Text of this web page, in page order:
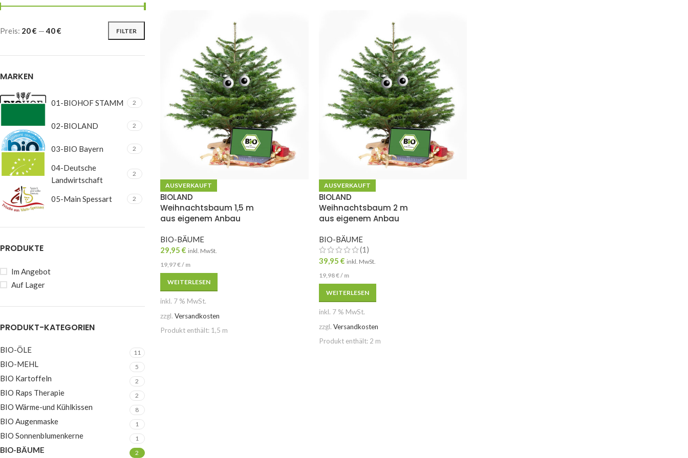
FILTER
Preis: 20 € —40 €
MARKEN
01-BIOHOF STAMM 2
02-BIOLAND 2
03-BIO Bayern 2
04-Deutsche
Landwirtschaft
2
05-Main Spessart 2
PRODUKTE
Im Angebot
Auf Lager
PRODUKT-KATEGORIEN
BIO-ÖLE 11
BIO-MEHL 5
BIO Kartoffeln 2
BIO Raps Therapie 2
BIO Wärme-und Kühlkissen 8
BIO Augenmaske 1
BIO Sonnenblumenkerne 1
BIO-BÄUME 2
AUSVERKAUFT
BIOLAND
Weihnachtsbaum 1,5 m
aus eigenem Anbau
BIO-BÄUME
29,95 € inkl. MwSt.
19,97€/ m
WEITERLESEN
inkl. 7 % MwSt.
zzgl. Versandkosten
Produkt enthält: 1,5 m
AUSVERKAUFT
BIOLAND
Weihnachtsbaum 2 m
aus eigenem Anbau
BIO-BÄUME
(1)
39,95 € inkl. MwSt.
19,98€/ m
WEITERLESEN
inkl. 7 % MwSt.
zzgl. Versandkosten
Produkt enthält: 2 m